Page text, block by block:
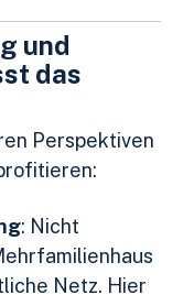
und
das
Perspektiven
: Nicht
Netz. Hier